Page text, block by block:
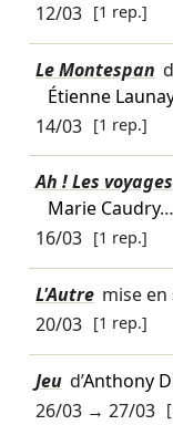
12/03 [1 rep.]
Le Montespan
Étienne
14/03 [1 rep.]
Ah ! Les voyages
Marie Caudry…
16/03 [1 rep.]
L'Autre mise en
20/03 [1 rep.]
Jeu d’Anthony
26/03→ 27/03